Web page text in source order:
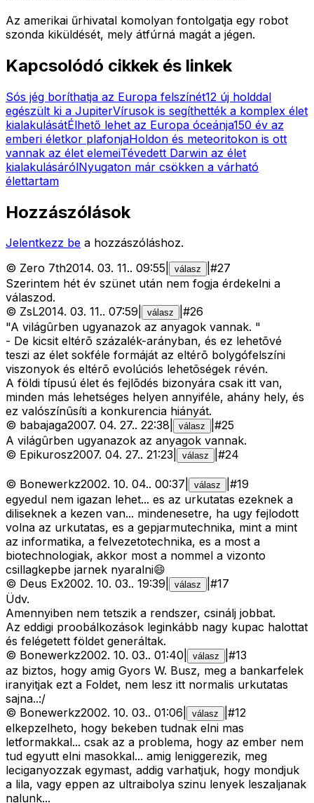
Az amerikai űrhivatal komolyan fontolgatja egy robot
szonda kiküldését, mely átfúrná magát a jégen.
Kapcsolódó cikkek és linkek
Sós jég boríthatja az Europa felszínét12 új holddal
egészült ki a JupiterVírusok is segíthették a komplex élet
kialakulásátÉlhető lehet az Europa óceánja150 év az
emberi életkor plafonjaHoldon és meteoritokon is ott
vannak az élet elemeiTévedett Darwin az élet
kialakulásárólNyugaton már csökken a várható
élettartam
Hozzászólások
Jelentkezz be a hozzászóláshoz.
© Zero 7th2014. 03. 11.. 09:55 válasz #27
Szerintem hét év szünet után nem fogja érdekelni a
válaszod.
© ZsL2014. 03. 11.. 07:59 válasz #26
"A világûrben ugyanazok az anyagok vannak. "
- De kicsit eltérõ százalék-arányban, és ez lehetõvé
teszi az élet sokféle formáját az eltérõ bolygófelszíni
viszonyok és eltérõ evolúciós lehetõségek révén.
A földi típusú élet és fejlõdés bizonyára csak itt van,
minden más lehetséges helyen annyiféle, ahány hely, és
ez valószínûsíti a konkurencia hiányát.
© babajaga2007. 04. 27.. 22:38 válasz #25
A világûrben ugyanazok az anyagok vannak.
© Epikurosz2007. 04. 27.. 21:23 válasz #24
© Bonewerkz2002. 10. 04.. 00:37 válasz #19
egyedul nem igazan lehet... es az urkutatas ezeknek a
diliseknek a kezen van... mindenesetre, ha ugy fejlodott
volna az urkutatas, es a gepjarmutechnika, mint a mint
az informatika, a felvezetotechnika, es a most a
biotechnologiak, akkor most a nommel a vizonto
csillagkepbe jarnek nyaralni😄
© Deus Ex2002. 10. 03.. 19:39 válasz #17
Üdv.
Amennyiben nem tetszik a rendszer, csinálj jobbat.
Az eddigi proobálkozások leginkább nagy kupac halottat
és felégetett földet generáltak.
© Bonewerkz2002. 10. 03.. 01:40 válasz #13
az biztos, hogy amig Gyors W. Busz, meg a bankarfelek
iranyitjak ezt a Foldet, nem lesz itt normalis urkutatas
sajna..:/
© Bonewerkz2002. 10. 03.. 01:06 válasz #12
elkepzelheto, hogy bekeben tudnak elni mas
letformakkal... csak az a problema, hogy az ember nem
tud egyutt elni masokkal... amig leniggerezik, meg
leciganyozzak egymast, addig varhatjuk, hogy mondjuk
a lila, vagy eppen az ultraibolya szinu lenyek leszaljanak
nalunk...